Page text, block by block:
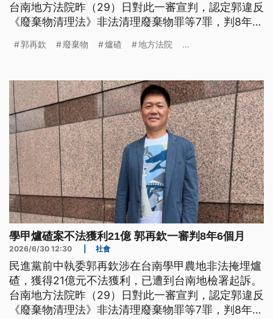
台南地方法院昨（29）日對此一審宣判，認定郭違反
《廢棄物清理法》非法清理廢棄物罪等7罪，判8年6
分得易科罰金。全案可上訴。
郭再欽 廢棄物 爐碴 地方法院 ...
學甲爐碴案不法獲利21億 郭再欽一審判8年6個月
2026/6/30 12:30 社會
民進黨前中執委郭再欽涉在台南學甲農地非法掩埋爐
碴，獲得21億元不法獲利，已遭到台南地檢署起訴。
台南地方法院昨（29）日對此一審宣判，認定郭違反
《廢棄物清理法》非法清理廢棄物罪等7罪，判8年6